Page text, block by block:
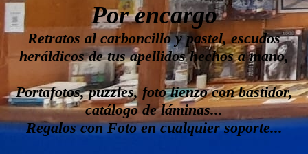
Por encargo
Retratos al carboncillo y pastel, escudos
heráldicos de tus apellidos hechos a mano,
Portafotos, puzzles, foto lienzo con bastidor,
catálogo de láminas...
Regalos con Foto en cualquier soporte...